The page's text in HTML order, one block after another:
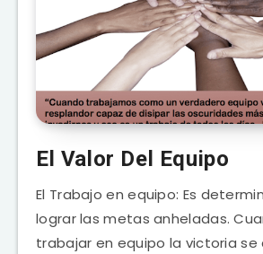
El Valor Del Equipo
El Trabajo en equipo: Es
lograr las metas anheladas.
trabajar en equipo la victoria se